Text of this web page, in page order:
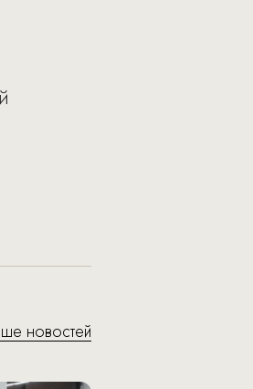
новостей